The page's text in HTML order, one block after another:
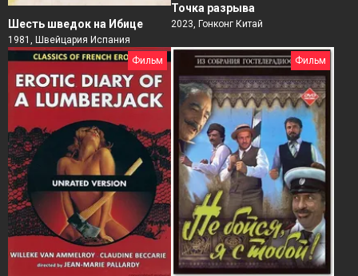
Шесть шведок на Ибице
1981, Швейцария Испания
Точка разрыва
2023, Гонконг Китай
Фильм Фильм